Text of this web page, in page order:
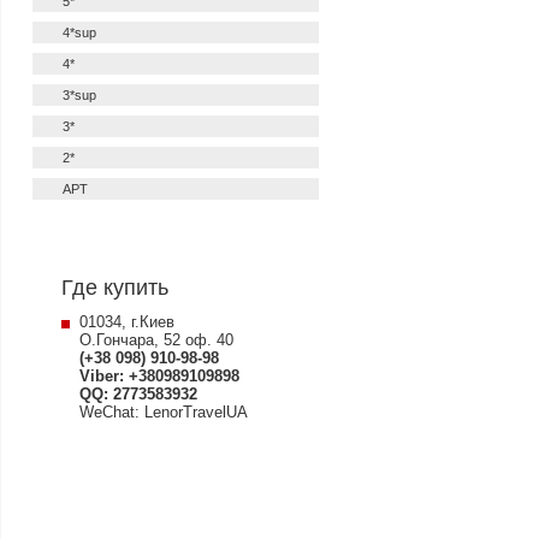
4*sup
4*
3*sup
3*
2*
APT
Где купить
01034, г.Киев
О.Гончара, 52 оф. 40
(+38 098) 910-98-98
Viber: +380989109898
QQ: 2773583932
WeChat: LenorTravelUA